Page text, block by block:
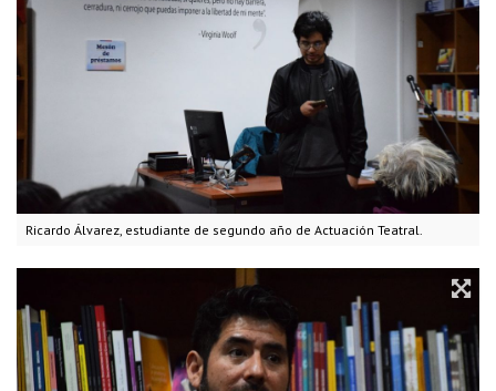
Ricardo Álvarez, estudiante de segundo año de Actuación Teatral.